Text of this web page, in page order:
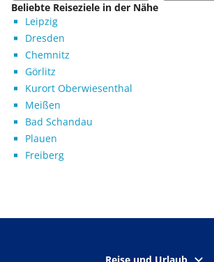
Beliebte Reiseziele in der Nähe
Leipzig
Dresden
Chemnitz
Görlitz
Kurort Oberwiesenthal
Meißen
Bad Schandau
Plauen
Freiberg